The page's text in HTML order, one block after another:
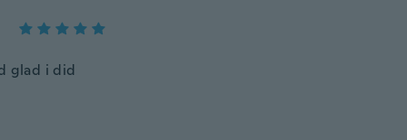
glad i did